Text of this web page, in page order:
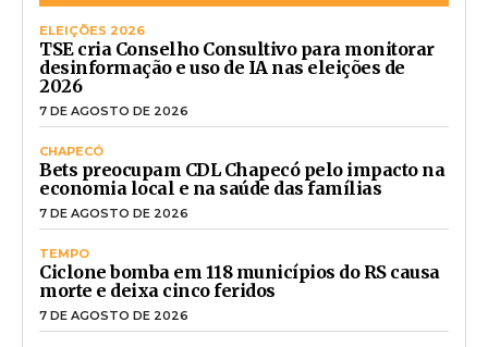
ELEIÇÕES 2026
TSE cria Conselho Consultivo para monitorar
desinformação e uso de IA nas eleições de
2026
7 DE AGOSTO DE 2026
CHAPECÓ
Bets preocupam CDL Chapecó pelo impacto na
economia local e na saúde das famílias
7 DE AGOSTO DE 2026
TEMPO
Ciclone bomba em 118 municípios do RS causa
morte e deixa cinco feridos
7 DE AGOSTO DE 2026